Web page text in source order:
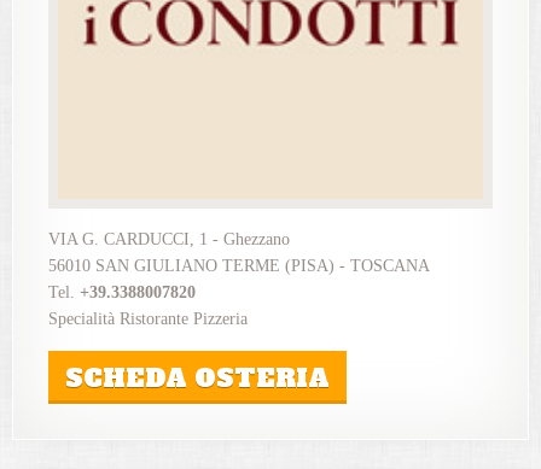
VIA G. CARDUCCI, 1 - Ghezzano
56010 SAN GIULIANO TERME (PISA) - TOSCANA
Tel. +39.3388007820
Specialità Ristorante Pizzeria
SCHEDA OSTERIA